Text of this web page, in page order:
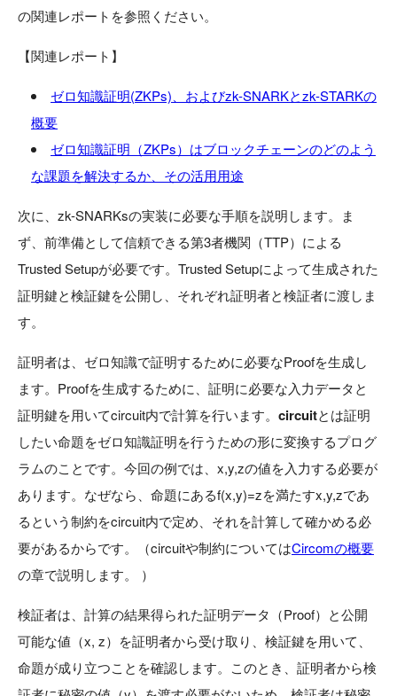
の関連レポートを参照ください。
【関連レポート】
ゼロ知識証明(ZKPs)、およびzk-SNARKとzk-STARKの
概要
ゼロ知識証明（ZKPs）はブロックチェーンのどのよう
な課題を解決するか、その活用用途
次に、zk-SNARKsの実装に必要な手順を説明します。ま
ず、前準備として信頼できる第3者機関（TTP）による
Trusted Setupが必要です。Trusted Setupによって生成された
証明鍵と検証鍵を公開し、それぞれ証明者と検証者に渡しま
す。
証明者は、ゼロ知識で証明するために必要なProofを生成し
ます。Proofを生成するために、証明に必要な入力データと
証明鍵を用いてcircuit内で計算を行います。 circuitとは証明
したい命題をゼロ知識証明を行うための形に変換するプログ
ラムのことです。今回の例では、x,y,zの値を入力する必要が
あります。なぜなら、命題にあるf(x,y)=zを満たすx,y,zであ
るという制約をcircuit内で定め、それを計算して確かめる必
要があるからです。（circuitや制約についてはCircomの概要
の章で説明します。 ）
検証者は、計算の結果得られた証明データ（Proof）と公開
可能な値（x, z）を証明者から受け取り、検証鍵を用いて、
命題が成り立つことを確認します。このとき、証明者から検